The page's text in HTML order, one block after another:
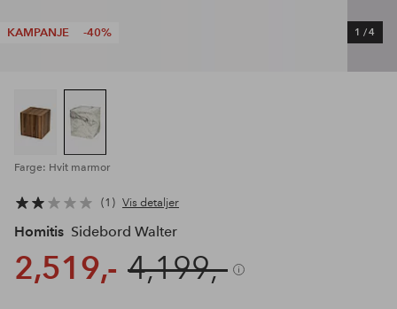
KAMPANJE -40% 1 /4
Farge: Hvit marmor
1 Vis detaljer
Homitis Sidebord Walter
2,519,- 4,199,-